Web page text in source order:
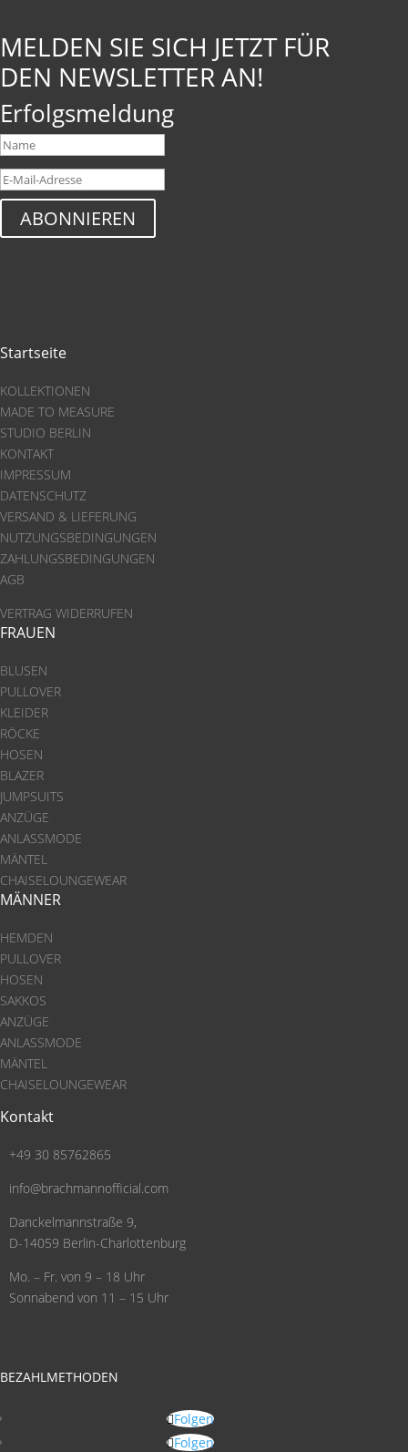
MELDEN SIE SICH JETZT FÜR
DEN NEWSLETTER AN!
Erfolgsmeldung
ABONNIEREN
Startseite
KOLLEKTIONEN
MADE TO MEASURE
STUDIO BERLIN
KONTAKT
IMPRESSUM
DATENSCHUTZ
VERSAND & LIEFERUNG
NUTZUNGSBEDINGUNGEN
ZAHLUNGSBEDINGUNGEN
AGB
VERTRAG WIDERRUFEN
FRAUEN
BLUSEN
PULLOVER
KLEIDER
RÖCKE
HOSEN
BLAZER
JUMPSUITS
ANZÜGE
ANLASSMODE
MÄNTEL
CHAISELOUNGEWEAR
MÄNNER
HEMDEN
PULLOVER
HOSEN
SAKKOS
ANZÜGE
ANLASSMODE
MÄNTEL
CHAISELOUNGEWEAR
Kontakt
+49 30 85762865
info@brachmannofficial.com
Danckelmannstraße 9,
D-14059 Berlin-Charlottenburg
Mo. – Fr. von 9 – 18 Uhr
Sonnabend von 11 – 15 Uhr
BEZAHLMETHODEN
Folgen
Folgen